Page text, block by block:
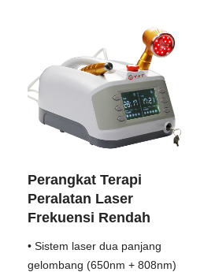
Perangkat Terapi
Peralatan Laser
Frekuensi Rendah
• Sistem laser dua panjang
gelombang (650nm + 808nm)